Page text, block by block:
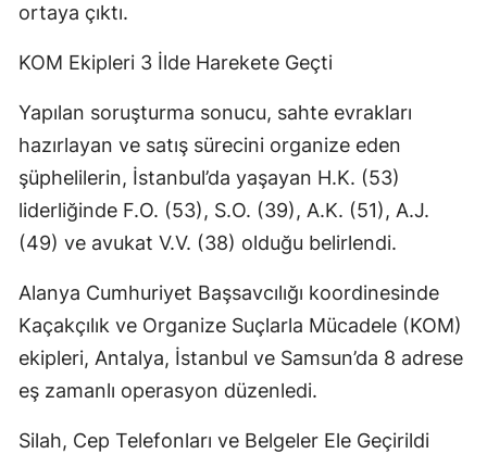
ortaya çıktı.
KOM Ekipleri 3 İlde Harekete Geçti
Yapılan soruşturma sonucu, sahte evrakları
hazırlayan ve satış sürecini organize eden
şüphelilerin, İstanbul’da yaşayan H.K. (53)
liderliğinde F.O. (53), S.O. (39), A.K. (51), A.J.
(49) ve avukat V.V. (38) olduğu belirlendi.
Alanya Cumhuriyet Başsavcılığı koordinesinde
Kaçakçılık ve Organize Suçlarla Mücadele (KOM)
ekipleri, Antalya, İstanbul ve Samsun’da 8 adrese
eş zamanlı operasyon düzenledi.
Silah, Cep Telefonları ve Belgeler Ele Geçirildi